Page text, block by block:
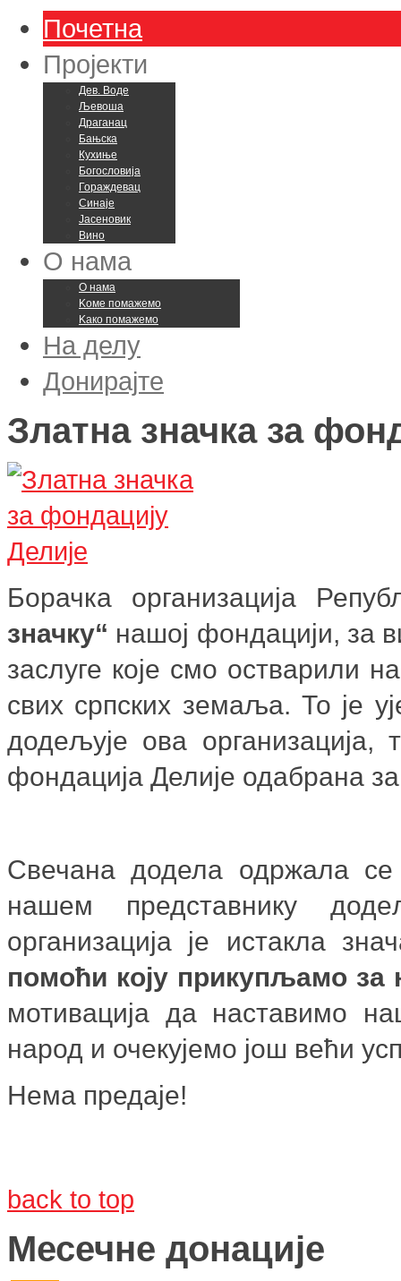
Почетна
Пројекти
Дев. Воде
Љевоша
Драганац
Бањска
Кухиње
Богословија
Гораждевац
Синаје
Јасеновик
Вино
О нама
О нама
Kоме помажемо
Kако помажемо
На делу
Донирајте
Златна значка за
Борачка организација
значку“ нашој фондацији, за
заслуге које смо остварили
свих српских земаља. То је
додељује ова
фондација Делије одабрана
Свечана додела одржала
нашем представнику
организација је истакла
помоћи коју прикупљамо за
мотивација да наставимо
народ и очекујемо још већи
Нема предаје!
back to top
Месечне донације